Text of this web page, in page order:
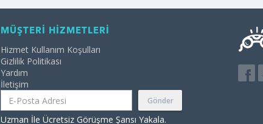
MÜŞTERİ HİZMETLERİ
Hizmet Kullanım Koşulları
Gizlilik Politikası
Yardım
İletişim
Gönder
Uzman İle Ücretsiz Görüşme Şansı Yakala.